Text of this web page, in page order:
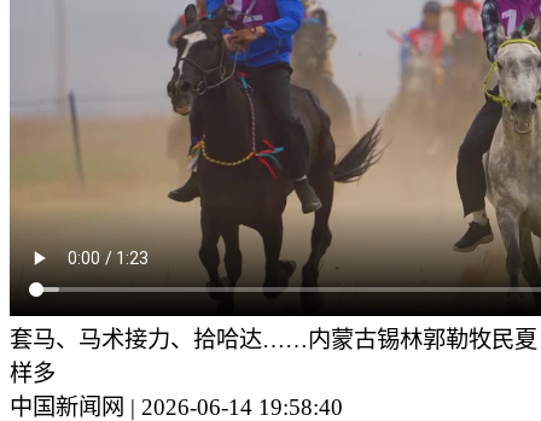
套马、马术接力、拾哈达……内蒙古锡林郭勒牧民夏
样多
中国新闻网 | 2026-06-14 19:58:40